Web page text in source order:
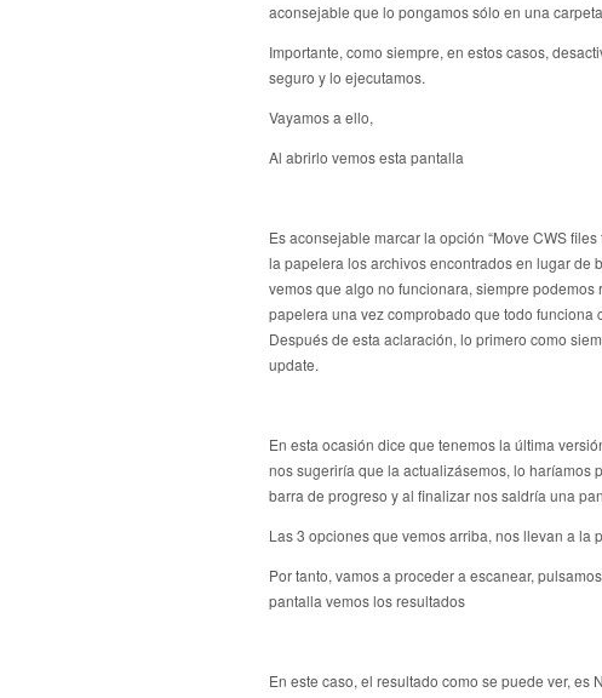
aconsejable que lo pongamos sólo en una
Importante, como siempre, en estos casos,
seguro y lo ejecutamos.
Vayamos a ello,
Al abrirlo vemos esta pantalla
Es aconsejable marcar la opción “Move CWS
la papelera los archivos encontrados en lugar de
vemos que algo no funcionara, siempre
papelera una vez comprobado que todo funciona
Después de esta aclaración, lo primero como
update.
En esta ocasión dice que tenemos la última
nos sugeriría que la actualizásemos, lo haríamos
barra de progreso y al finalizar nos saldría una
Las 3 opciones que vemos arriba, nos llevan a la
Por tanto, vamos a proceder a escanear,
pantalla vemos los resultados
En este caso, el resultado como se puede ver, es